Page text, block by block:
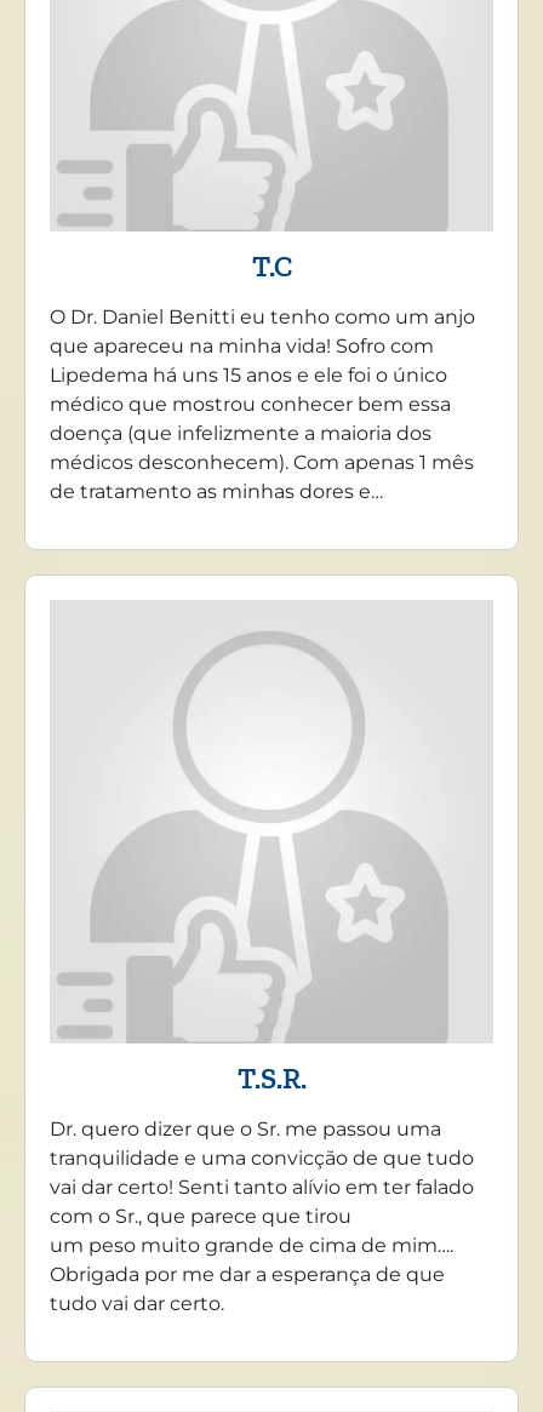
T.C
O Dr. Daniel Benitti eu tenho como um anjo
que apareceu na minha vida! Sofro com
Lipedema há uns 15 anos e ele foi o único
médico que mostrou conhecer bem essa
doença (que infelizmente a maioria dos
médicos desconhecem). Com apenas 1 mês
de tratamento as minhas dores e…
T.S.R.
Dr. quero dizer que o Sr. me passou uma
tranquilidade e uma convicção de que tudo
vai dar certo! Senti tanto alívio em ter falado
com o Sr., que parece que tirou
um peso muito grande de cima de mim….
Obrigada por me dar a esperança de que
tudo vai dar certo.